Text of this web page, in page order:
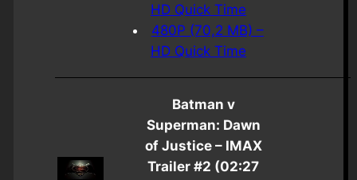
HD Quick Time
480P (70,2 MB) –
HD Quick Time
Batman v
Superman: Dawn
of Justice – IMAX
Trailer #2 (02:27